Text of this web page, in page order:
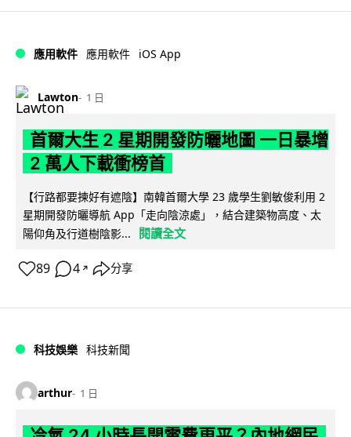
應用軟件 應用軟件 iOS App
Lawton 1 日
首爾大生 2 星期開發防曬地圖 一日暴增
2 萬人下載衝榜首
【行路都要揀好有遮陰】南韓首爾大學 23 歲學生劉敏俊利用 2
星期開發防曬導航 App「走向陰涼處」，結合建築物高度、太
陽仰角及行道樹陰影...
閱讀全文
89 4 ↗ 分享
科技娛樂 科技新聞
arthur 1 日